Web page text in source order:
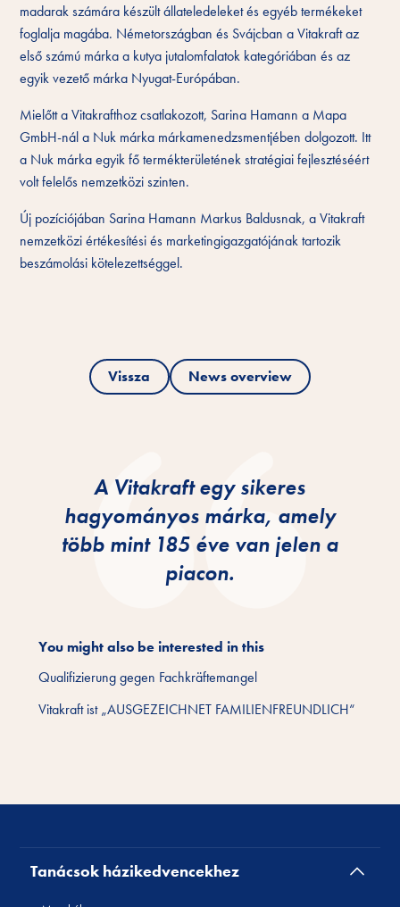
madarak számára készült állateledeleket és egyéb termékeket
foglalja magába. Németországban és Svájcban a Vitakraft az
első számú márka a kutya jutalomfalatok kategóriában és az
egyik vezető márka Nyugat-Európában.
Mielőtt a Vitakrafthoz csatlakozott, Sarina Hamann a Mapa
GmbH-nál a Nuk márka márkamenedzsmentjében dolgozott. Itt
a Nuk márka egyik fő termékterületének stratégiai fejlesztéséért
volt felelős nemzetközi szinten.
Új pozíciójában Sarina Hamann Markus Baldusnak, a Vitakraft
nemzetközi értékesítési és marketingigazgatójának tartozik
beszámolási kötelezettséggel.
Vissza News overview
A Vitakraft egy sikeres
hagyományos márka, amely
több mint 185 éve van jelen a
piacon.
You might also be interested in this
Qualifizierung gegen Fachkräftemangel
Vitakraft ist „AUSGEZEICHNET FAMILIENFREUNDLICH“
Tanácsok házikedvencekhez